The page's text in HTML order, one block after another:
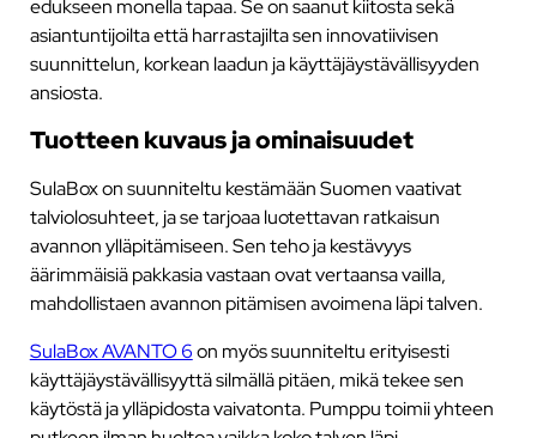
edukseen monella tapaa. Se on saanut kiitosta sekä
asiantuntijoilta että harrastajilta sen innovatiivisen
suunnittelun, korkean laadun ja käyttäjäystävällisyyden
ansiosta.
Tuotteen kuvaus ja ominaisuudet
SulaBox on suunniteltu kestämään Suomen vaativat
talviolosuhteet, ja se tarjoaa luotettavan ratkaisun
avannon ylläpitämiseen. Sen teho ja kestävyys
äärimmäisiä pakkasia vastaan ovat vertaansa vailla,
mahdollistaen avannon pitämisen avoimena läpi talven.
SulaBox AVANTO 6on myös suunniteltu erityisesti
käyttäjäystävällisyyttä silmällä pitäen, mikä tekee sen
käytöstä ja ylläpidosta vaivatonta. Pumppu toimii yhteen